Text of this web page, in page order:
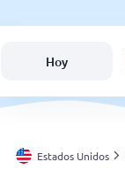
España
Argentina
Hoy
Estados Unidos